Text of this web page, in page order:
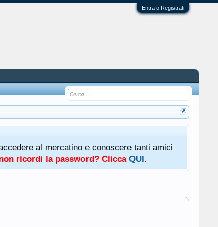
Entra o Registrati
al mercatino e conoscere tanti amici
ricordi la password? CliccaQUI.